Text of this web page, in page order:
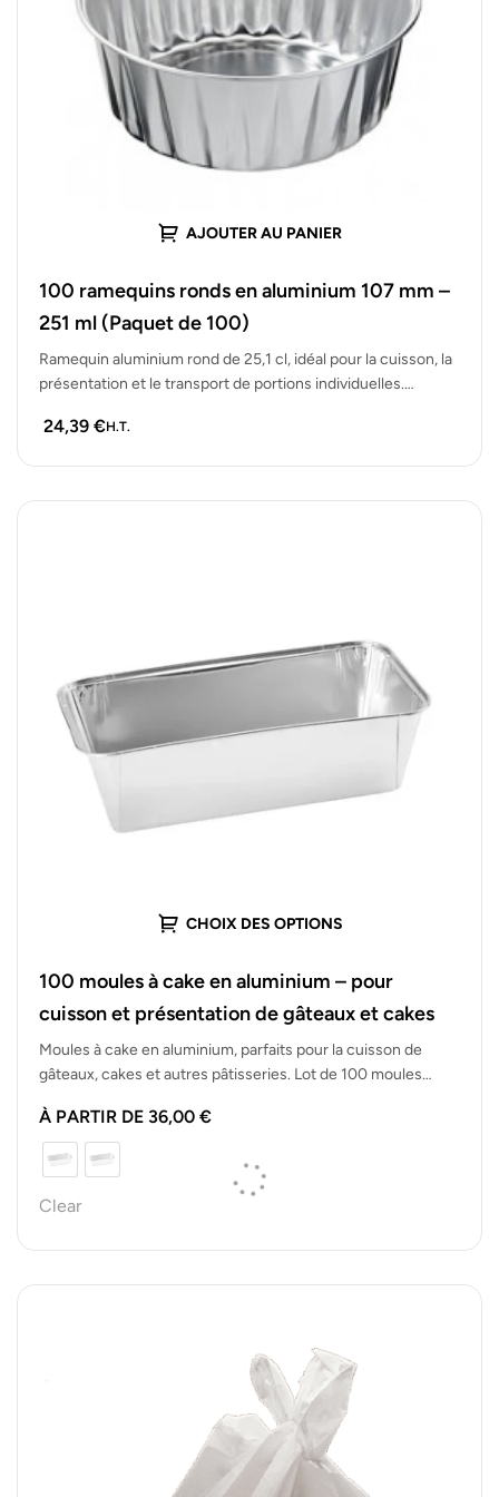
AJOUTER AU PANIER
100 ramequins ronds en aluminium 107 mm –
251 ml (Paquet de 100)
Ramequin aluminium rond de 25,1 cl, idéal pour la cuisson, la
présentation et le transport de portions individuelles.
24,39 €H.T.
CHOIX DES OPTIONS
100 moules à cake en aluminium – pour
cuisson et présentation de gâteaux et cakes
Moules à cake en aluminium, parfaits pour la cuisson de
gâteaux, cakes et autres pâtisseries. Lot de 100 moules
À PARTIR DE 36,00 €
Clear